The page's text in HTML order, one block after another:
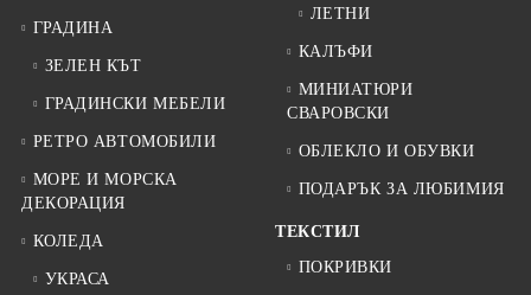
ГРАДИНА
ЗЕЛЕН КЪТ
ГРАДИНСКИ МЕБЕЛИ
РЕТРО АВТОМОБИЛИ
МОРЕ И МОРСКА
ДЕКОРАЦИЯ
КОЛЕДА
УКРАСА
ЛЕТНИ
КАЛЪФИ
МИНИАТЮРИ
СВАРОВСКИ
ОБЛЕКЛО И ОБУВКИ
ПОДАРЪК ЗА ЛЮБИМИЯ
ТЕКСТИЛ
ПОКРИВКИ